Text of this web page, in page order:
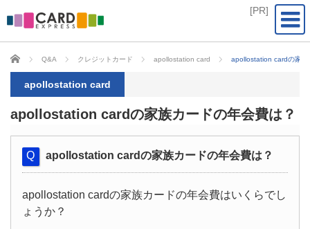
CARD EXPRESS
Q&A クレジットカード apollostation card apollostation cardの家族
apollostation card
apollostation cardの家族カードの年会費は？
apollostation cardの家族カードの年会費は？
apollostation cardの家族カードの年会費はいくらでし
ょうか？